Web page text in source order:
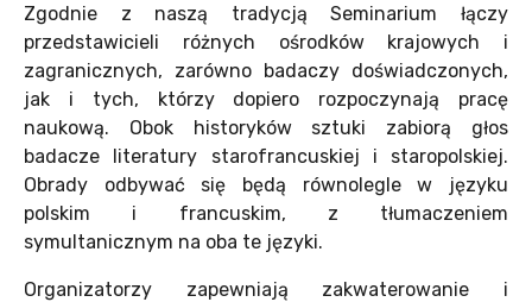
Zgodnie z naszą tradycją Seminarium łączy
przedstawicieli różnych ośrodków krajowych i
zagranicznych, zarówno badaczy doświadczonych,
jak i tych, którzy dopiero rozpoczynają pracę
naukową. Obok historyków sztuki zabiorą głos
badacze literatury starofrancuskiej i staropolskiej.
Obrady odbywać się będą równolegle w języku
polskim i francuskim, z tłumaczeniem
symultanicznym na oba te języki.
Organizatorzy zapewniają zakwaterowanie i